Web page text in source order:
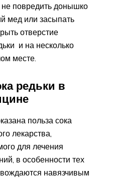
повредить донышко
мед или засыпать
отверстие
и на несколько
месте.
редьки в
польза сока
лекарства,
для лечения
в особенности тех
навязчивым